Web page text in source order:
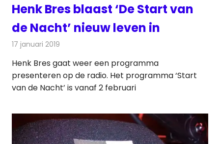
Henk Bres blaast ‘De Start van
de Nacht’ nieuw leven in
17 januari 2019
Henk Bres gaat weer een programma
presenteren op de radio. Het programma ‘Start
van de Nacht’ is vanaf 2 februari